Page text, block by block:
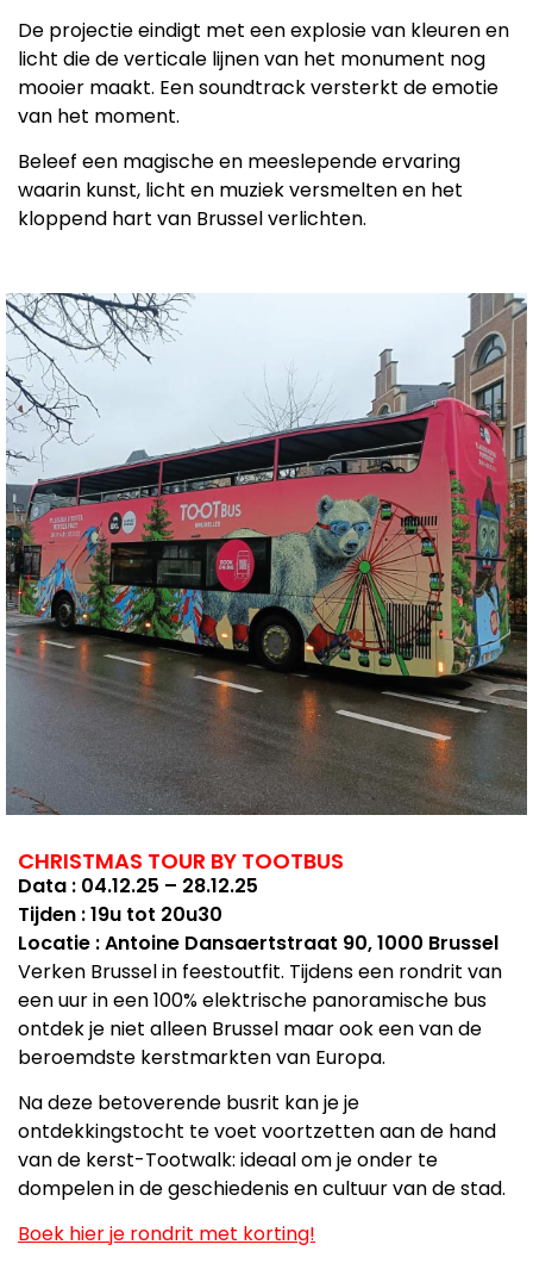
De projectie eindigt met een explosie van kleuren en
licht die de verticale lijnen van het monument nog
mooier maakt. Een soundtrack versterkt de emotie
van het moment.
Beleef een magische en meeslepende ervaring
waarin kunst, licht en muziek versmelten en het
kloppend hart van Brussel verlichten.
CHRISTMAS TOUR BY TOOTBUS
Data : 04.12.25 – 28.12.25
Tijden : 19u tot 20u30
Locatie : Antoine Dansaertstraat 90, 1000 Brussel
Verken Brussel in feestoutfit. Tijdens een rondrit van
een uur in een 100% elektrische panoramische bus
ontdek je niet alleen Brussel maar ook een van de
beroemdste kerstmarkten van Europa.
Na deze betoverende busrit kan je je
ontdekkingstocht te voet voortzetten aan de hand
van de kerst-Tootwalk: ideaal om je onder te
dompelen in de geschiedenis en cultuur van de stad.
Boek hier je rondrit met korting!